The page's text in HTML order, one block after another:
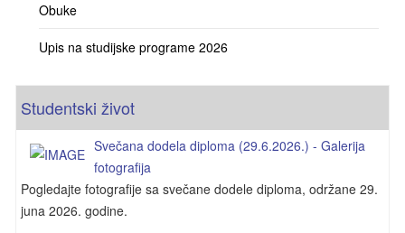
Obuke
Upis na studijske programe 2026
Studentski život
Svečana dodela diploma (29.6.2026.) - Galerija
fotografija
Pogledajte fotografije sa svečane dodele diploma, održane 29.
juna 2026. godine.